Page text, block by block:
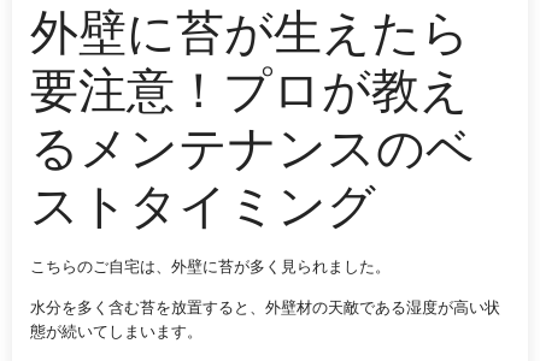
外壁に苔が生えたら
要注意！プロが教え
るメンテナンスのベ
ストタイミング
こちらのご自宅は、外壁に苔が多く見られました。
水分を多く含む苔を放置すると、外壁材の天敵である湿度が高い状
態が続いてしまいます。